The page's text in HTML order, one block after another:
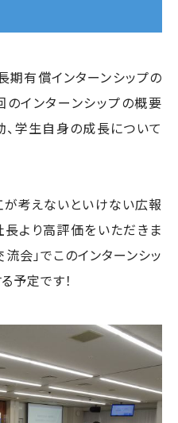
有償インターンシップの
インターンシップの概要
学生自身の成長について
考えないといけない広報
より高評価をいただきま
会」でこのインターンシッ
予定です！